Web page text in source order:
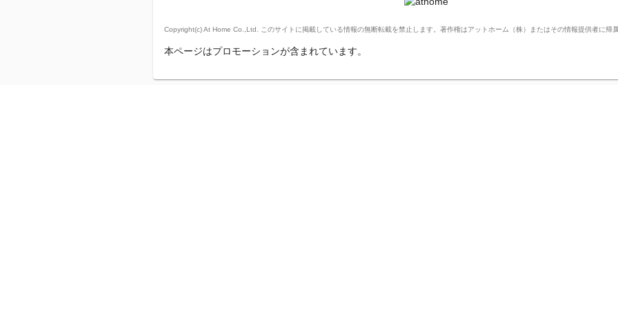
Copyright(c) At Home Co.,Ltd. このサイトに掲載している情報の無断転載を禁止します。著作権はアットホーム（株）またはその情報提供者に帰属
本ページはプロモーションが含まれています。